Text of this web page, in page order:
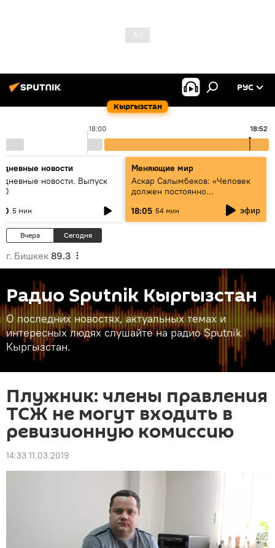
Кыргызстан
РУС
18:00 18:52
новости
новости. Выпуск
5 мин
Меняющие мир
Аскар Салымбеков: «Человек
должен постоянно
18:05 54 мин эфир
Вчера Сегодня
г. Бишкек 89.3
Радио Sputnik Кыргызстан
О последних новостях, актуальных темах и
интересных людях слушайте на радио Sputnik
Кыргызстан.
Плужник: члены правления
ТСЖ не могут входить в
ревизионную комиссию
14:33 11.03.2019